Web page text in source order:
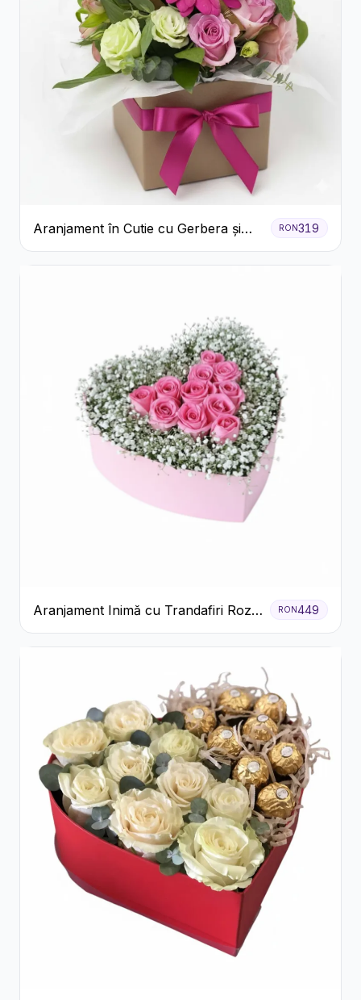
Aranjament în Cutie cu Gerbera și
Trandafiri Roz
RON319
Aranjament Inimă cu Trandafiri Roz
și Gypsophila Albă
RON449